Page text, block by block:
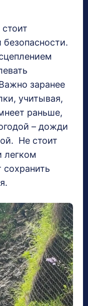
заранее
учитывая,
раньше,
– дожди
Не стоит
легком
сохранить